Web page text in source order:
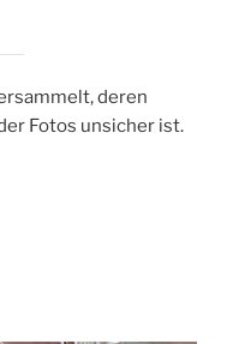
deren
Fotos unsicher ist.